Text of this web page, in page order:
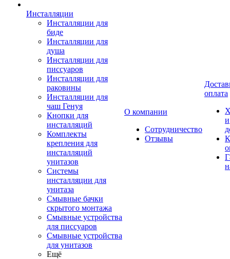
Инсталляции
Инсталляции для
биде
Инсталляции для
душа
Инсталляции для
писсуаров
Инсталляции для
раковины
Инсталляции для
чаш Генуя
Кнопки для
инсталляций
Комплекты
крепления для
инсталляций
унитазов
Системы
инсталляции для
унитаза
Смывные бачки
скрытого монтажа
Смывные устройства
для писсуаров
Смывные устройства
для унитазов
Ещё
О компании
Сотрудничество
Отзывы
оплата
и